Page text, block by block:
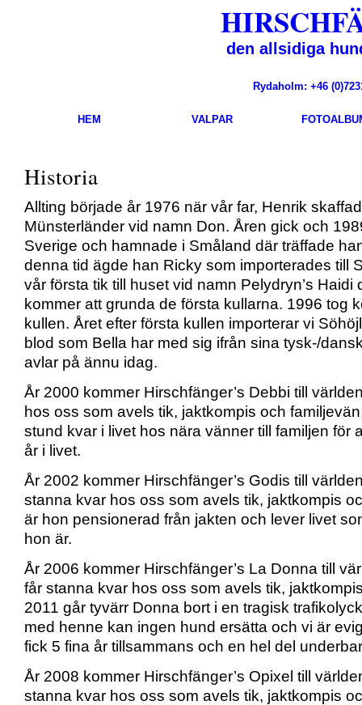
den allsidiga
Rydaholm: +46
HEM VALPAR
Historia
Allting började år 1976 när vår far, Henrik
Münsterländer vid namn Don. Åren gick och
Sverige och hamnade i Småland där träffade
denna tid ägde han Ricky som importerades till
vår första tik till huset vid namn Pelydryn’s Haidi
kommer att grunda de första kullarna. 1996 tog
kullen. Året efter första kullen importerar vi
blod som Bella har med sig ifrån sina tysk-/
avlar på ännu idag.
År 2000 kommer Hirschfänger’s Debbi till
hos oss som avels tik, jaktkompis och
stund kvar i livet hos nära vänner till familjen för
år i livet.
År 2002 kommer Hirschfänger’s Godis till
stanna kvar hos oss som avels tik, jaktkompis
är hon pensionerad från jakten och lever livet
hon är.
År 2006 kommer Hirschfänger’s La Donna till
får stanna kvar hos oss som avels tik,
2011 går tyvärr Donna bort i en tragisk
med henne kan ingen hund ersätta och vi är
fick 5 fina år tillsammans och en hel del
År 2008 kommer Hirschfänger’s Opixel till
stanna kvar hos oss som avels tik, jaktkompis